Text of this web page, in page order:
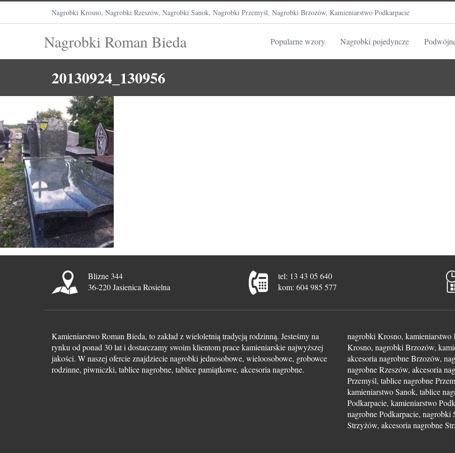
Nagrobki Krosno, Nagrobki Rzeszów, Nagrobki Sanok, Nagrobki Przemyśl, Nagrobki Brzozów, Kamieniarstwo Podkarpacie
Nagrobki Roman Bieda Popularne wzory Nagrobki pojedyncze
20130924_130956
Blizne 344
36-220 Jasienica Rosielna
tel: 13 43 05 640
kom: 604 985 577
Kamieniarstwo Roman Bieda, to zakład z wieloletnią tradycją rodzinną. Jesteśmy na
rynku od ponad 30 lat i dostarczamy swoim klientom prace kamieniarskie najwyższej
jakości. W naszej ofercie znajdziecie nagrobki jednosobowe, wieloosobowe, grobowce
rodzinne, piwniczki, tablice nagrobne, tablice pamiątkowe, akcesoria nagrobne.
nagrobki Krosno, kamieniarstwo
Krosno, nagrobki Brzozów,
akcesoria nagrobne Brzozów,
nagrobne Rzeszów, akcesoria
Przemyśl, tablice nagrobne
kamieniarstwo Sanok, tablice
Podkarpacie, kamieniarstwo
nagrobne Podkarpacie,
Strzyżów, akcesoria nagrobne